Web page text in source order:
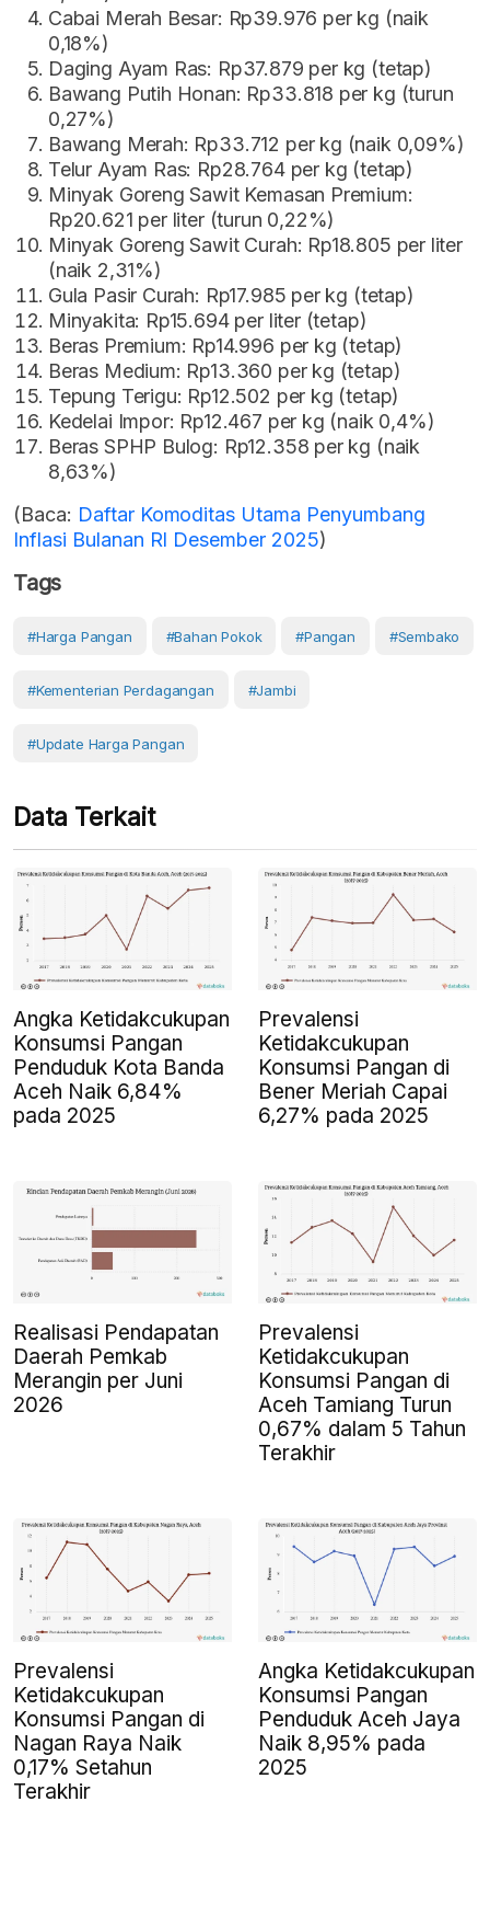
Cabai Merah Besar: Rp39.976 per kg (naik
0,18%)
Daging Ayam Ras: Rp37.879 per kg (tetap)
Bawang Putih Honan: Rp33.818 per kg (turun
0,27%)
Bawang Merah: Rp33.712 per kg (naik 0,09%)
Telur Ayam Ras: Rp28.764 per kg (tetap)
Minyak Goreng Sawit Kemasan Premium:
Rp20.621 per liter (turun 0,22%)
Minyak Goreng Sawit Curah: Rp18.805 per liter
(naik 2,31%)
Gula Pasir Curah: Rp17.985 per kg (tetap)
Minyakita: Rp15.694 per liter (tetap)
Beras Premium: Rp14.996 per kg (tetap)
Beras Medium: Rp13.360 per kg (tetap)
Tepung Terigu: Rp12.502 per kg (tetap)
Kedelai Impor: Rp12.467 per kg (naik 0,4%)
Beras SPHP Bulog: Rp12.358 per kg (naik
8,63%)
(Baca: Daftar Komoditas Utama Penyumbang
Inflasi Bulanan RI Desember 2025)
Tags
#Harga Pangan #Bahan Pokok #Pangan #Sembako
#Kementerian Perdagangan #Jambi
#Update Harga Pangan
Data Terkait
Angka Ketidakcukupan
Konsumsi Pangan
Penduduk Kota Banda
Aceh Naik 6,84%
pada 2025
Prevalensi
Ketidakcukupan
Konsumsi Pangan di
Bener Meriah Capai
6,27% pada 2025
Realisasi Pendapatan
Daerah Pemkab
Merangin per Juni
2026
Prevalensi
Ketidakcukupan
Konsumsi Pangan di
Aceh Tamiang Turun
0,67% dalam 5 Tahun
Terakhir
Prevalensi
Ketidakcukupan
Konsumsi Pangan di
Nagan Raya Naik
0,17% Setahun
Terakhir
Angka Ketidakcukupan
Konsumsi Pangan
Penduduk Aceh Jaya
Naik 8,95% pada
2025